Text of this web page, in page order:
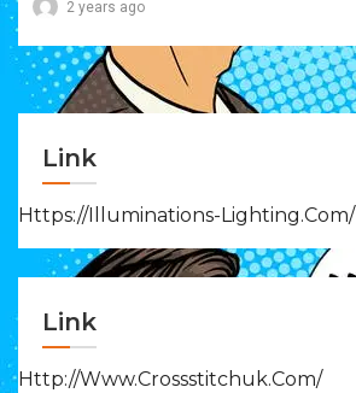
2 years ago
Link
Https://illuminations-Lighting.com/
Link
Http://www.crossstitchuk.com/